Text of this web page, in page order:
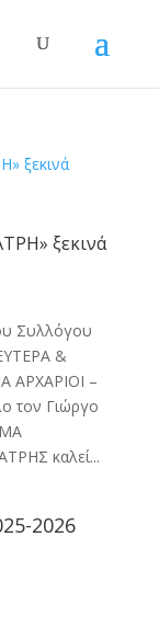
ξεκινά
Συλλόγου
&
ΑΡΧΑΡΙΟΙ –
τον Γιώργο
καλεί...
2026